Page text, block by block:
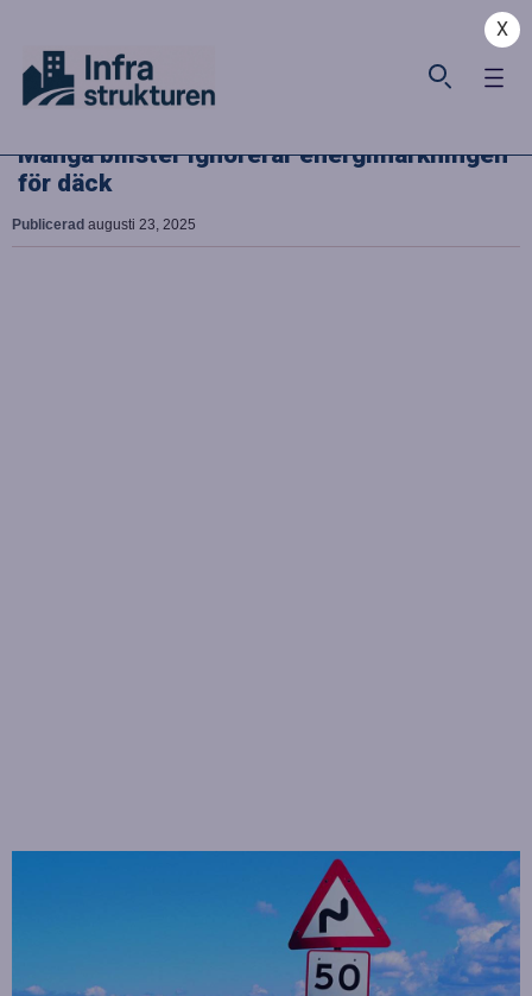
X
Många bilister ignorerar energimärkningen
för däck
Publicerad augusti 23, 2025